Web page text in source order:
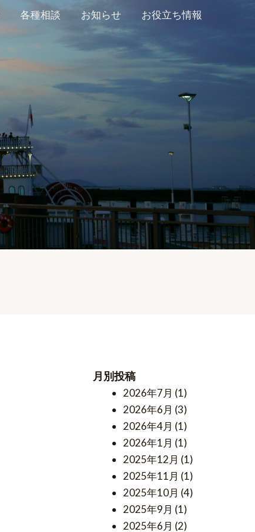
各種相談 お知らせ お役立ち情報
月別投稿
2026年7月 (1)
2026年6月 (3)
2026年4月 (1)
2026年1月 (1)
2025年12月 (1)
2025年11月 (1)
2025年10月 (4)
2025年9月 (1)
2025年6月 (2)